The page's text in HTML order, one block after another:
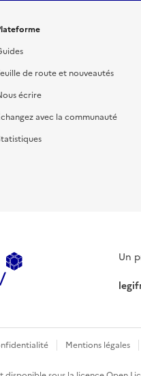
de route et nouveautés
écrire
avec la communauté
Un
Mentions légales